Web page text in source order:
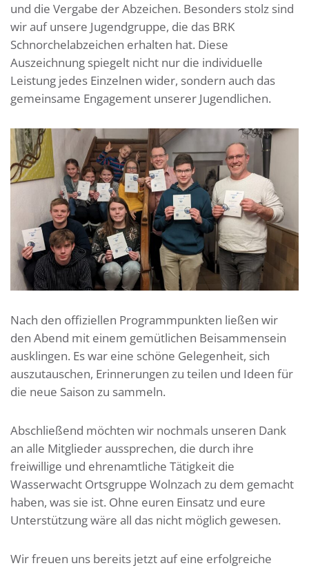
und die Vergabe der Abzeichen. Besonders stolz sind
wir auf unsere Jugendgruppe, die das BRK
Schnorchelabzeichen erhalten hat. Diese
Auszeichnung spiegelt nicht nur die individuelle
Leistung jedes Einzelnen wider, sondern auch das
gemeinsame Engagement unserer Jugendlichen.
Nach den offiziellen Programmpunkten ließen wir
den Abend mit einem gemütlichen Beisammensein
ausklingen. Es war eine schöne Gelegenheit, sich
auszutauschen, Erinnerungen zu teilen und Ideen für
die neue Saison zu sammeln.
Abschließend möchten wir nochmals unseren Dank
an alle Mitglieder aussprechen, die durch ihre
freiwillige und ehrenamtliche Tätigkeit die
Wasserwacht Ortsgruppe Wolnzach zu dem gemacht
haben, was sie ist. Ohne euren Einsatz und eure
Unterstützung wäre all das nicht möglich gewesen.
Wir freuen uns bereits jetzt auf eine erfolgreiche